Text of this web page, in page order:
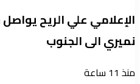
الإعلامي علي الريح
نميري الى الجنوب
منذ 11 ساعة